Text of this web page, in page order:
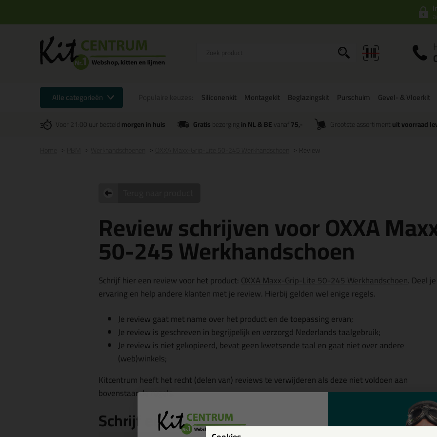
Alle categorieën Siliconenkit Montagekit Beglazingskit Purschuim Gevel- & Vloerkit
Voor 21:00 uur besteldmorgen in huis Gratisbezorgingin NL & BEvanaf 75,- Grootste assortiment uit voorraad
Review
Review schrijven voor OXXA
50-245 Werkhandschoen
Schrijf hier een review voor het product:OXXA Maxx-Grip-Lite 50-245 Werkhandschoen. Deel je
ervaring en help andere klanten met je review. Hierbij gelden wel enige regels.
Je review gaat met name over het product en de toepassing ervan;
Je review is geschreven in begrijpelijk en verzorgd Nederlands taalgebruik;
Je review is niet gekopieerd, bevat geen kwetsende taal en gaat niet over andere
(web)winkels;
Kitcentrum heeft het recht (delen van) reviews te verwijderen als deze niet voldoen aan
bovenstaande regels.
Schrijf een review